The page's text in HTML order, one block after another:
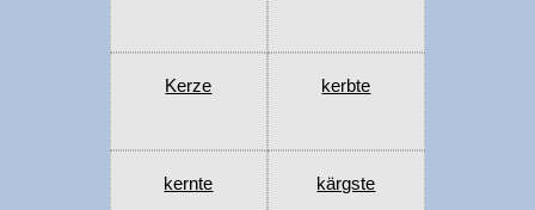
Kerze kerbte
kernte kärgste